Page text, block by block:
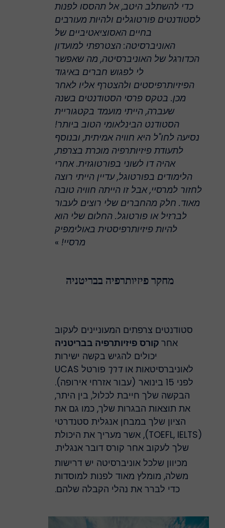
כדי להשתלב היטב, אל תהססו לפנות
לסטודנטים פורטוגלים ולהיות מעורבים
בחיים האסוציאטיביים של
האוניברסיטה: הצטרפתי למועדון
הכדורגל של האוניברסיטה, מה שאפשר
לי לפגוש חברים באיגוד
הפיזיותרפיסטים ולהצטרף אליו לאחר
מכן. בטקס פרסי הסטודנטים בשנה
שעברה, הייתי מועמד בקטגוריית
הסטודנט הבינלאומי הטוב ביותר!
נסיעה לחו"ל היא חוויה אמיתית, ובנוסף
לתעודת פיזיותרפיה מוכרת בצרפת,
אהיה דו לשוני בפורטוגזית. אחרי
הלימודים בפורטוגל, עדיין הייתי רוצה
לחזור למרסיי, אבל זו הייתה חוויה טובה
מאוד. חלק מהחברים שלי רוצים לעבור
לברזיל או פורטוגל. החלום שלי הוא
להיות פיזיותרפיסטית באולימפיק
מרסיי!»
מחקר פיזיותרפיה בבריטניה
סטודנטים צרפתים המעוניינים לעקוב
אחרקורס פיזיותרפיה בבריטניה
יכולים להגיש בקשה ישירות
לאוניברסיטאות אודרך
פורטל UCAS
לפני 15 בינואר (עבור אזרחי אירופה).
הבקשה שלך חייבת לכלול, בין היתר,
את תוצאות הבגרות שלך, כמו גם את
הציון שלך במבחן אנגלית סטנדרטי
(TOEFL, IELTS), אשר מעריך את היכולת
שלך לעקוב אחר קורס דובר אנגלית.
מכיוון שלכל אוניברסיטה יש דרישות
משלה, מומלץ מאוד לפנות למוסדות
כדי לברר את נהלי הקבלה שלהם.